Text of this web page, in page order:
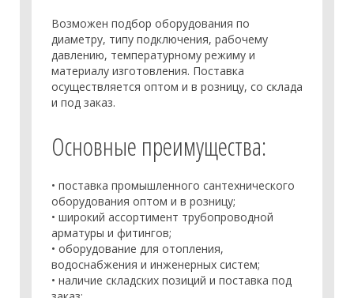
Возможен подбор оборудования по
диаметру, типу подключения, рабочему
давлению, температурному режиму и
материалу изготовления. Поставка
осуществляется оптом и в розницу, со склада
и под заказ.
Основные преимущества:
• поставка промышленного сантехнического
оборудования оптом и в розницу;
• широкий ассортимент трубопроводной
арматуры и фитингов;
• оборудование для отопления,
водоснабжения и инженерных систем;
• наличие складских позиций и поставка под